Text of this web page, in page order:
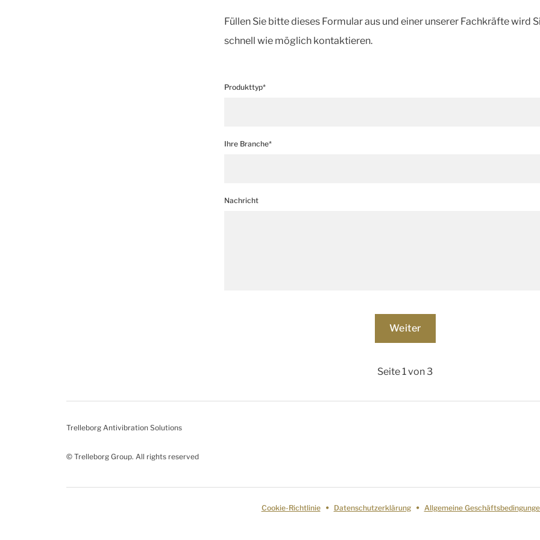
Füllen Sie bitte dieses Formular aus und einer unserer Fachkräfte wird
schnell wie möglich kontaktieren.
Produkttyp*
Ihre Branche*
Nachricht
Seite 1 von 3
Trelleborg Antivibration Solutions
© Trelleborg Group. All rights reserved
Cookie-Richtlinie Datenschutzerklärung Allgemeine